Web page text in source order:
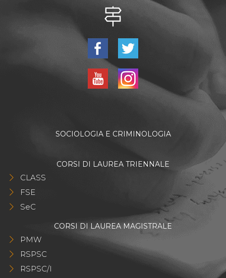
SOCIOLOGIA E CRIMINOLOGIA
CORSI DI LAUREA TRIENNALE
CLASS
FSE
SeC
CORSI DI LAUREA MAGISTRALE
PMW
RSPSC
RSPSC/I